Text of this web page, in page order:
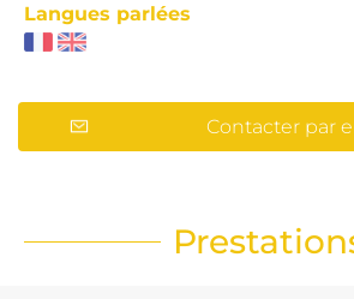
Langues parlées
Contacter par